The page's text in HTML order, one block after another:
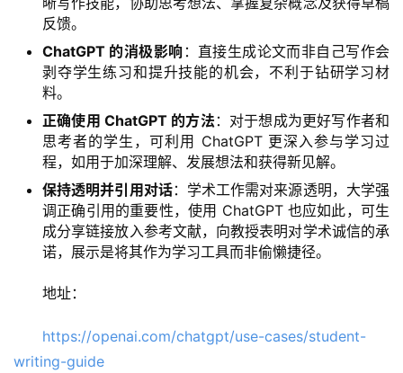
反馈。
ChatGPT 的消极影响 ：直接生成论文而非自己写作会
剥夺学生练习和提升技能的机会，不利于钻研学习材
料。
正确使用 ChatGPT 的方法 ：对于想成为更好写作者和
思考者的学生，可利用 ChatGPT 更深入参与学习过
程，如用于加深理解、发展想法和获得新见解。
保持透明并引用对话：学术工作需对来源透明，大学强
调正确引用的重要性，使用 ChatGPT 也应如此，可生
成分享链接放入参考文献，向教授表明对学术诚信的承
诺，展示是将其作为学习工具而非偷懒捷径。
地址：
https://openai.com/chatgpt/use-cases/student-
writing-guide